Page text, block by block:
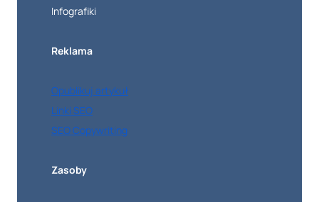
Infografiki
Reklama
Opublikuj artykuł
Linki SEO
SEO Copywriting
Zasoby